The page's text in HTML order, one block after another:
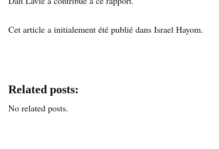
Cet article a initialement été publié dans Israel Hayom.
Related posts:
No related posts.